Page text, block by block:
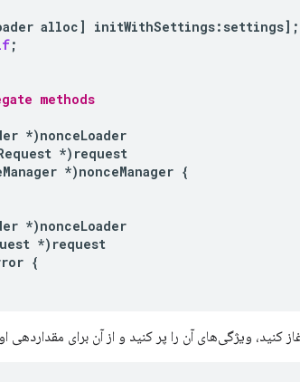
alloc] initWithSettings: settings];
;
methods
*)nonceLoader
*) request
*)nonceManager {
*)nonceLoader
*) request
{